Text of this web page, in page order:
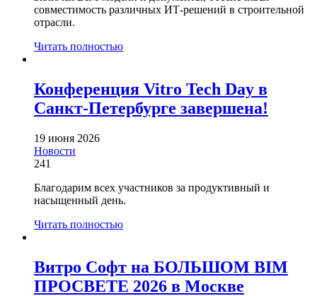
совместимость различных ИТ-решений в строительной
отрасли.
Читать полностью
Конференция Vitro Tech Day в
Санкт-Петербурге завершена!
19 июня 2026
Новости
241
Благодарим всех участников за продуктивный и
насыщенный день.
Читать полностью
Витро Софт на БОЛЬШОМ BIM
ПРОСВЕТЕ 2026 в Москве